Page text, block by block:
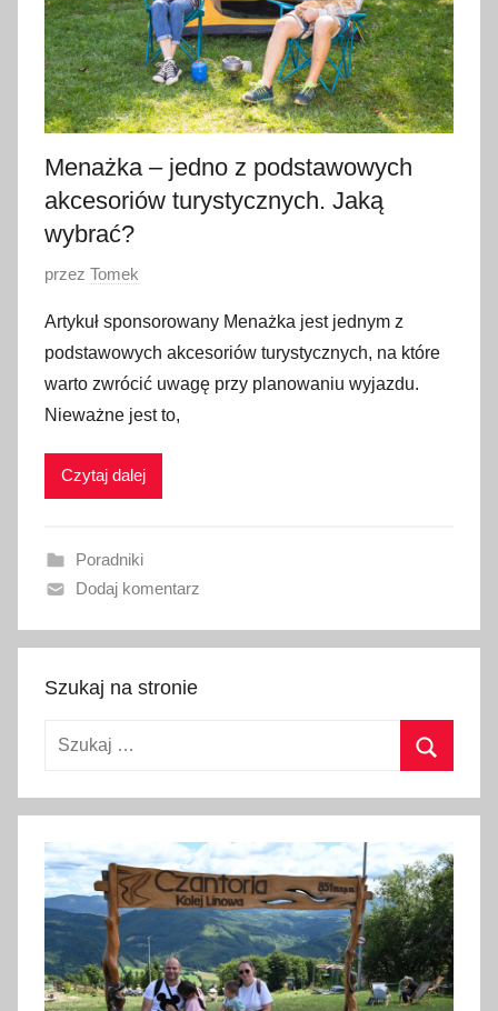
o
p
a
d
a
2
2
2
Menażka – jedno z podstawowych
akcesoriów turystycznych. Jaką
wybrać?
O
u
b
l
i
w
n
o
l
i
p
d
a
2
2
2
przez Tomek
Artykuł sponsorowany Menażka jest jednym z
podstawowych akcesoriów turystycznych, na które
warto zwrócić uwagę przy planowaniu wyjazdu.
Nieważne jest to,
Czytaj dalej
Poradniki
Dodaj komentarz
Szukaj na stronie
Szukaj: